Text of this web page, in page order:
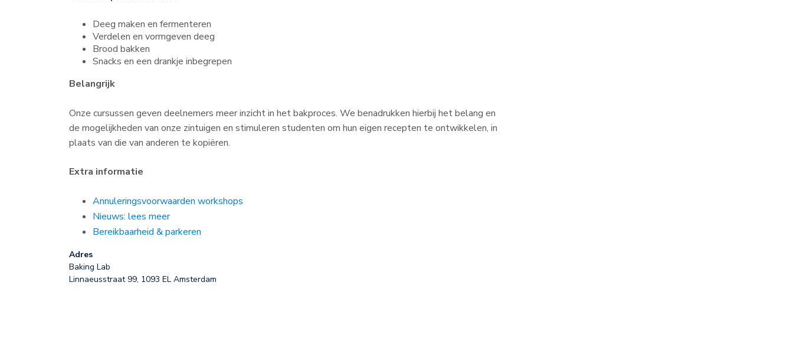
Deeg maken en fermenteren
Verdelen en vormgeven deeg
Brood bakken
Snacks en een drankje inbegrepen
Belangrijk
Onze cursussen geven deelnemers meer inzicht in het bakproces. We benadrukken hierbij het belang en
de mogelijkheden van onze zintuigen en stimuleren studenten om hun eigen recepten te ontwikkelen, in
plaats van die van anderen te kopiëren.
Extra informatie
Annuleringsvoorwaarden workshops
Nieuws: lees meer
Bereikbaarheid & parkeren
Adres
Baking Lab
Linnaeusstraat 99, 1093 EL Amsterdam